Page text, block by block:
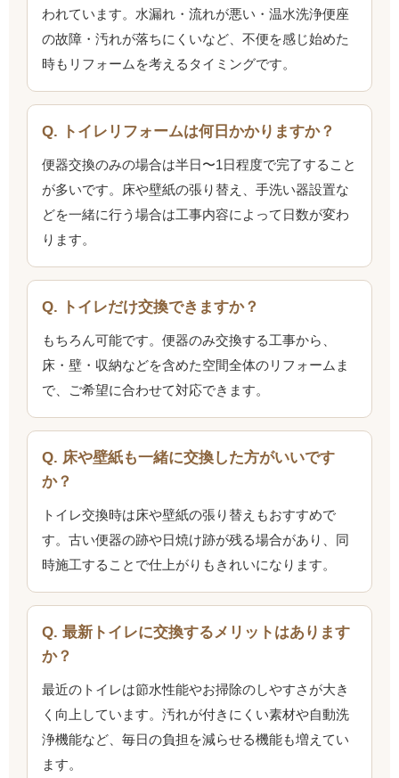
われています。水漏れ・流れが悪い・温水洗浄便座
の故障・汚れが落ちにくいなど、不便を感じ始めた
時もリフォームを考えるタイミングです。
Q. トイレリフォームは何日かかりますか？
便器交換のみの場合は半日〜1日程度で完了すること
が多いです。床や壁紙の張り替え、手洗い器設置な
どを一緒に行う場合は工事内容によって日数が変わ
ります。
Q. トイレだけ交換できますか？
もちろん可能です。便器のみ交換する工事から、
床・壁・収納などを含めた空間全体のリフォームま
で、ご希望に合わせて対応できます。
Q. 床や壁紙も一緒に交換した方がいいです
か？
トイレ交換時は床や壁紙の張り替えもおすすめで
す。古い便器の跡や日焼け跡が残る場合があり、同
時施工することで仕上がりもきれいになります。
Q. 最新トイレに交換するメリットはあります
か？
最近のトイレは節水性能やお掃除のしやすさが大き
く向上しています。汚れが付きにくい素材や自動洗
浄機能など、毎日の負担を減らせる機能も増えてい
ます。